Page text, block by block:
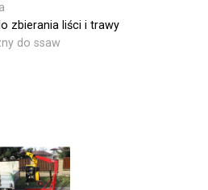
zbierania liści i trawy
do ssaw